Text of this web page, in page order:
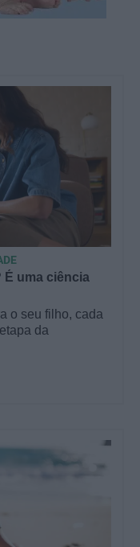
É uma ciência
o seu filho, cada
da